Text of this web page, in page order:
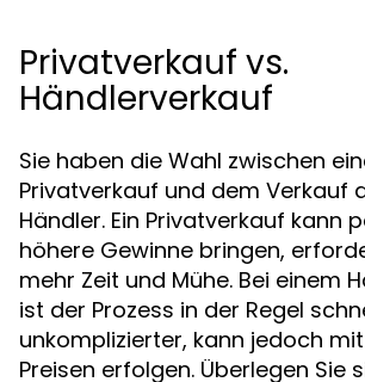
Privatverkauf vs.
Händlerverkauf
Sie haben die Wahl zwischen
Privatverkauf und dem Verkauf
Händler. Ein Privatverkauf kann
höhere Gewinne bringen,
mehr Zeit und Mühe. Bei einem
ist der Prozess in der Regel
unkomplizierter, kann jedoch
Preisen erfolgen. Überlegen Sie